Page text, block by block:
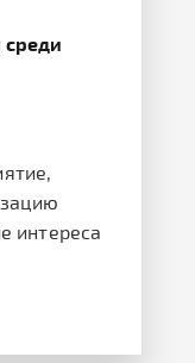
среди
интереса